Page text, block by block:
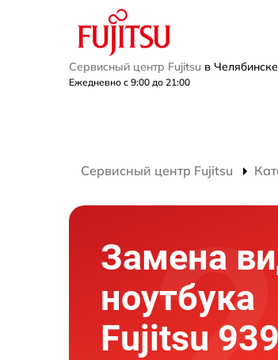
Сервисный центр Fujitsu в Челябинске
Ежедневно с 9:00 до 21:00
Сервисный центр Fujitsu
Замена
ноутбука
Fujitsu